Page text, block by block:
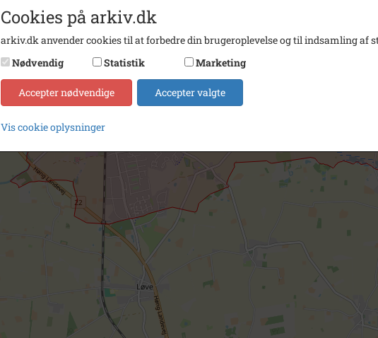
Cookies på arkiv.dk
arkiv.dk anvender cookies til at forbedre din brugeroplevelse og til indsamling af
Nødvendig
Statistik Marketing
Accepter nødvendige Accepter valgte
Vis cookie oplysninger